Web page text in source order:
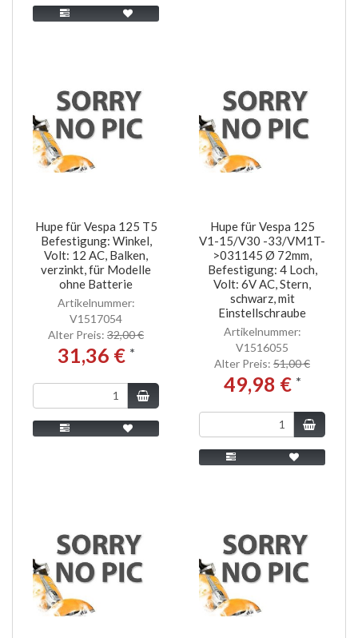
Hupe für Vespa 125 T5
Befestigung: Winkel,
Volt: 12 AC, Balken,
verzinkt, für Modelle
ohne Batterie
Artikelnummer:
V1517054
Alter Preis: 32,00 €
31,36 € *
Hupe für Vespa 125
V1-15/V30 -33/VM1T-
>031145 Ø 72mm,
Befestigung: 4 Loch,
Volt: 6V AC, Stern,
schwarz, mit
Einstellschraube
Artikelnummer:
V1516055
Alter Preis: 51,00 €
49,98 € *